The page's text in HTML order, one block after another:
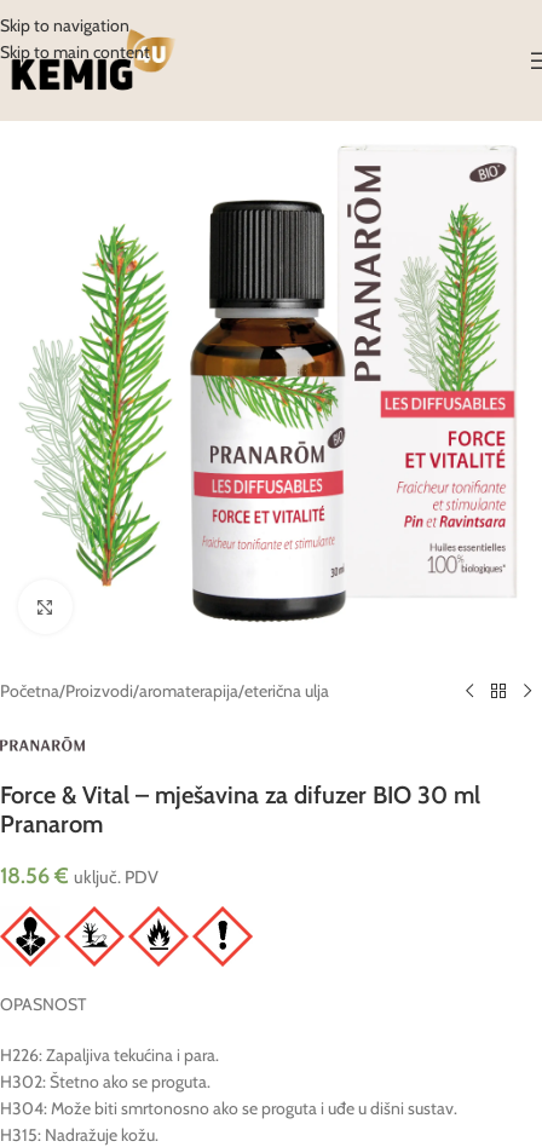
Skip to navigation
Skip to main content
Početna/Proizvodi/aromaterapija/eterična ulja
Force & Vital – mješavina za difuzer BIO 30 ml
Pranarom
18.56€ uključ. PDV
OPASNOST
H226: Zapaljiva tekućina i para.
H302: Štetno ako se proguta.
H304: Može biti smrtonosno ako se proguta i uđe u dišni sustav.
H315: Nadražuje kožu.